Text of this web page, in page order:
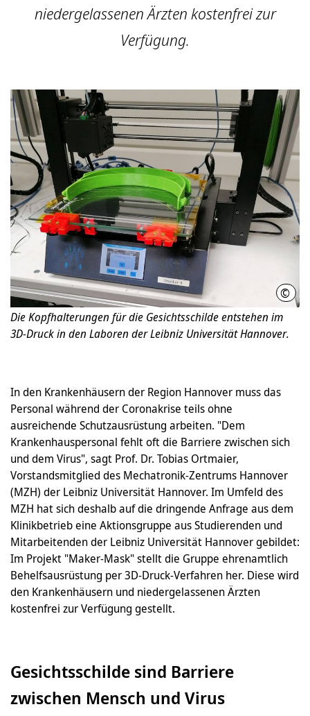
niedergelassenen Ärzten kostenfrei zur
Verfügung.
© IPH
Die Kopfhalterungen für die Gesichtsschilde entstehen im
3D-Druck in den Laboren der Leibniz Universität Hannover.
In den Krankenhäusern der Region Hannover muss das
Personal während der Coronakrise teils ohne
ausreichende Schutzausrüstung arbeiten. "Dem
Krankenhauspersonal fehlt oft die Barriere zwischen sich
und dem Virus", sagt Prof. Dr. Tobias Ortmaier,
Vorstandsmitglied des Mechatronik-Zentrums Hannover
(MZH) der Leibniz Universität Hannover. Im Umfeld des
MZH hat sich deshalb auf die dringende Anfrage aus dem
Klinikbetrieb eine Aktionsgruppe aus Studierenden und
Mitarbeitenden der Leibniz Universität Hannover gebildet:
Im Projekt "Maker-Mask" stellt die Gruppe ehrenamtlich
Behelfsausrüstung per 3D-Druck-Verfahren her. Diese wird
den Krankenhäusern und niedergelassenen Ärzten
kostenfrei zur Verfügung gestellt.
Gesichtsschilde sind Barriere
zwischen Mensch und Virus